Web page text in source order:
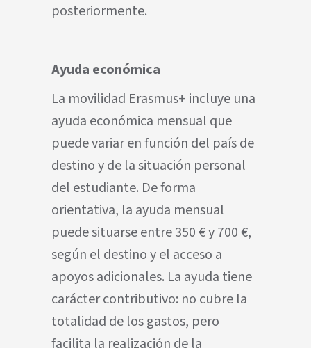
posteriormente.
Ayuda económica
La movilidad Erasmus+ incluye una
ayuda económica mensual que
puede variar en función del país de
destino y de la situación personal
del estudiante. De forma
orientativa, la ayuda mensual
puede situarse entre 350 € y 700 €,
según el destino y el acceso a
apoyos adicionales. La ayuda tiene
carácter contributivo: no cubre la
totalidad de los gastos, pero
facilita la realización de la